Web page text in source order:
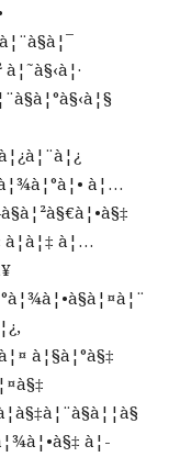
à¦…
à¦à¦‡ à¦…
à¦§à¦°à§‡
à¦­